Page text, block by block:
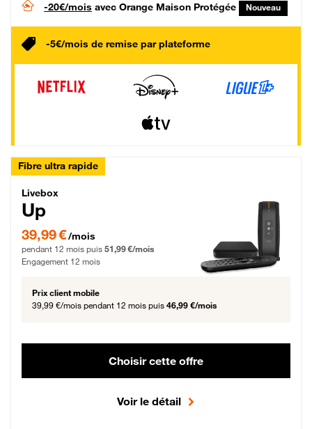
-20€/mois avec Orange Maison Protégée Nouveau
-5€/mois de remise par plateforme
Fibre ultra rapide
Livebox Up Fibre
Livebox
Up
39,99 € par mois pendant 12 mois puis 51,99 € par mois, Engagement 12 mois
39,99 €/mois
pendant 12 mois puis 51,99 €/mois
Engagement 12 mois
Prix client mobile
39,99 €/mois pendant 12 mois puis 46,99 €/mois
Choisir cette offre
Voir le détail